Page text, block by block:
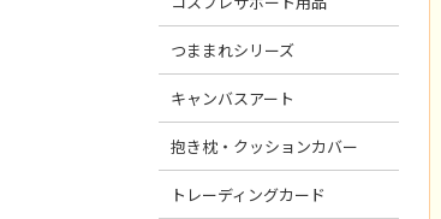
つままれシリーズ
キャンバスアート
抱き枕・クッションカバー
トレーディングカード